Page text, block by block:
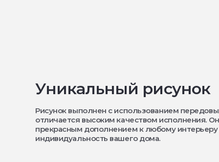
Уникальный рисунок
Рисунок выполнен с использованием
отличается высоким качеством исполнения.
прекрасным дополнением к любому
индивидуальность вашего дома.